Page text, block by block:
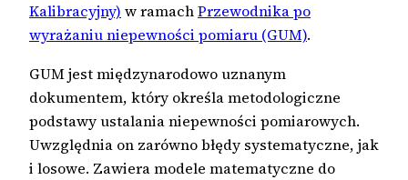
Kalibracyjny) w ramachPrzewodnika po
wyrażaniu niepewności pomiaru (GUM).
GUM jest międzynarodowo uznanym
dokumentem, który określa metodologiczne
podstawy ustalania niepewności pomiarowych.
Uwzględnia on zarówno błędy systematyczne, jak
i losowe. Zawiera modele matematyczne do